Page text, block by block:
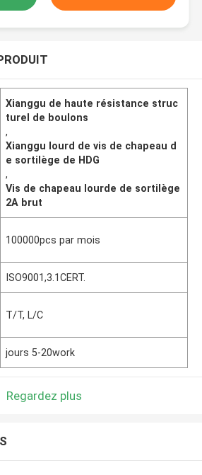
Xianggu de haute résistance struc
turel de boulons
,
Xianggu lourd de vis de chapeau d
e sortilège de HDG
,
Vis de chapeau lourde de sortilège
2A brut
100000pcs par mois
ISO9001,3.1CERT.
T/T, L/C
jours 5-20work
Regardez plus